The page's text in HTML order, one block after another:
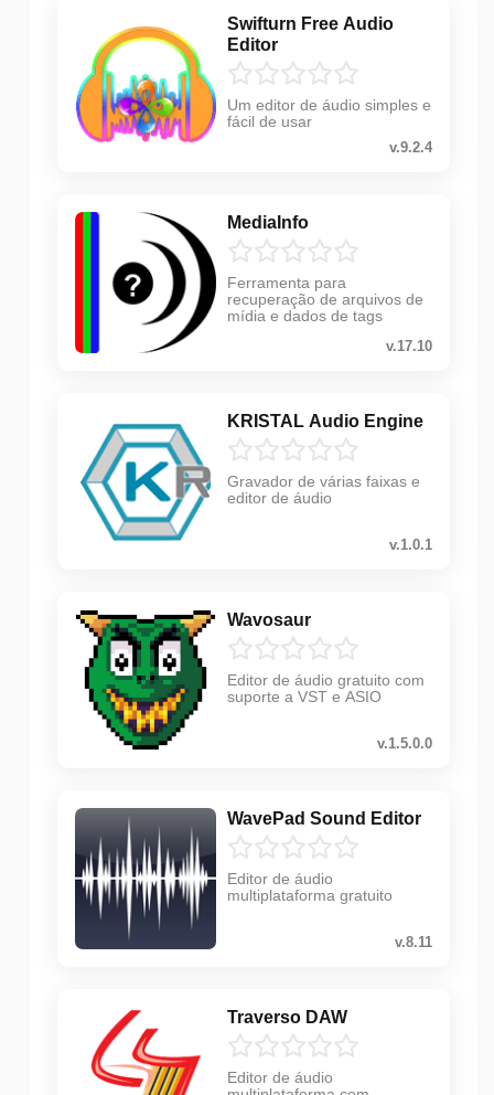
Swifturn Free Audio
Editor
Um editor de áudio simples e
fácil de usar
v.9.2.4
MediaInfo
Ferramenta para
recuperação de arquivos de
mídia e dados de tags
v.17.10
KRISTAL Audio Engine
Gravador de várias faixas e
editor de áudio
v.1.0.1
Wavosaur
Editor de áudio gratuito com
suporte a VST e ASIO
v.1.5.0.0
WavePad Sound Editor
Editor de áudio
multiplataforma gratuito
v.8.11
Traverso DAW
Editor de áudio